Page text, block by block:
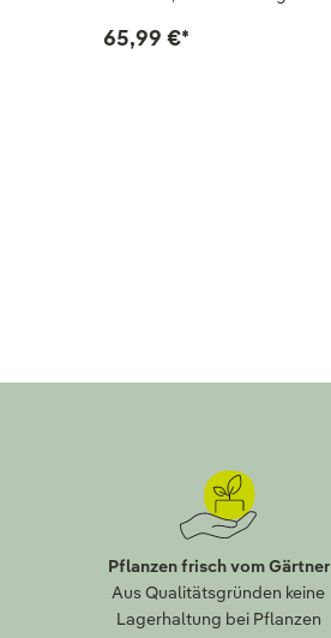
65,99 €*
Pflanzen frisch vom Gärtner
Aus Qualitätsgründen keine
Lagerhaltung bei Pflanzen